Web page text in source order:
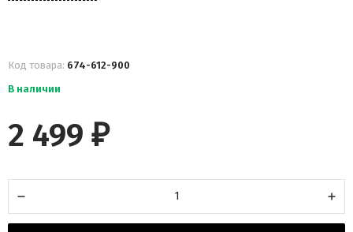
Код товара: 674-612-900
В наличии
2 499 ₽